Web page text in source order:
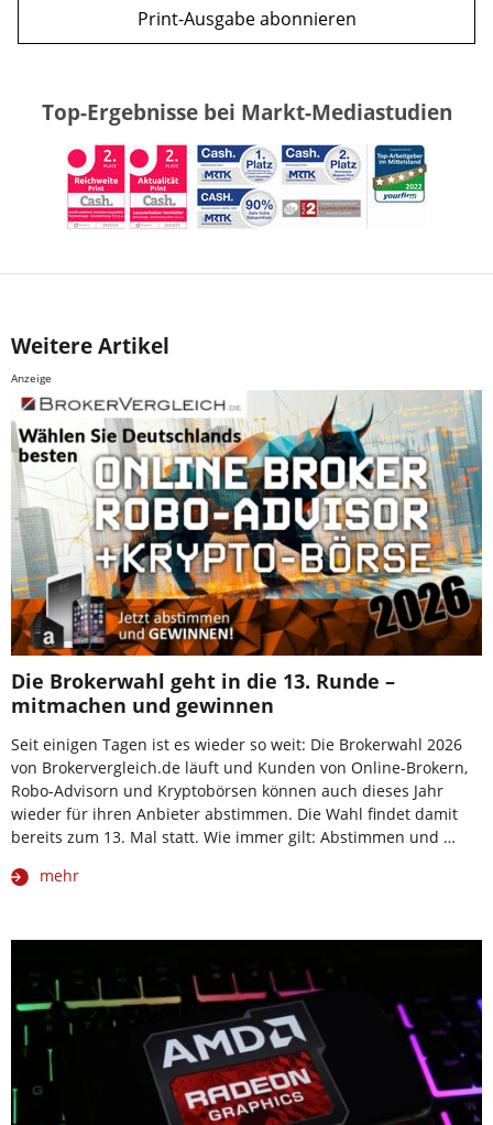
Print-Ausgabe abonnieren
Top-Ergebnisse bei Markt-Mediastudien
Weitere Artikel
Anzeige
Die Brokerwahl geht in die 13. Runde –
mitmachen und gewinnen
Seit einigen Tagen ist es wieder so weit: Die Brokerwahl 2026
von Brokervergleich.de läuft und Kunden von Online-Brokern,
Robo-Advisorn und Kryptobörsen können auch dieses Jahr
wieder für ihren Anbieter abstimmen. Die Wahl findet damit
bereits zum 13. Mal statt. Wie immer gilt: Abstimmen und …
mehr